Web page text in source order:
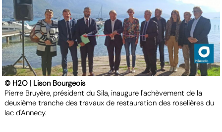
© H2O | Lison Bourgeois
Pierre Bruyère, président du Sila, inaugure l'achèvement de la
deuxième tranche des travaux de restauration des roselières du
lac d'Annecy.